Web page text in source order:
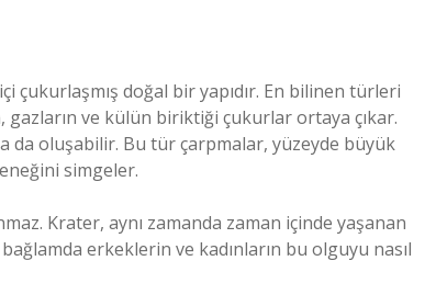
doğal bir yapıdır. En bilinen türleri
ve külün biriktiği çukurlar ortaya çıkar.
da oluşabilir. Bu tür çarpmalar, yüzeyde büyük
simgeler.
Krater, aynı zamanda zaman içinde yaşanan
erkeklerin ve kadınların bu olguyu nasıl